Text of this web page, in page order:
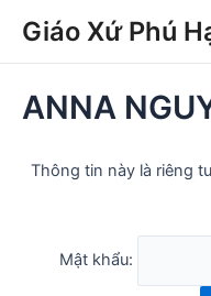
Giáo Xứ Phú
ANNA
Thông tin này là riêng
Mật khẩu:
navigation